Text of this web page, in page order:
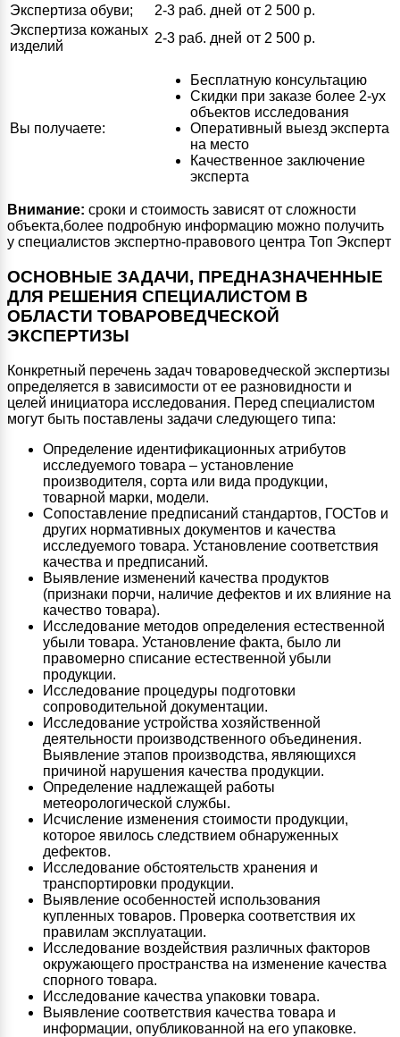
Экспертиза обуви;
2-3 раб. дней от 2 500 р.
Экспертиза кожаных
изделий
2-3 раб. дней от 2 500 р.
Вы получаете:
Бесплатную консультацию
Скидки при заказе более 2-ух
объектов исследования
Оперативный выезд эксперта
на место
Качественное заключение
эксперта
Внимание: сроки и стоимость зависят от сложности
объекта,более подробную информацию можно получить
у специалистов экспертно-правового центра Топ Эксперт
ОСНОВНЫЕ ЗАДАЧИ, ПРЕДНАЗНАЧЕННЫЕ
ДЛЯ РЕШЕНИЯ СПЕЦИАЛИСТОМ В
ОБЛАСТИ ТОВАРОВЕДЧЕСКОЙ
ЭКСПЕРТИЗЫ
Конкретный перечень задач товароведческой экспертизы
определяется в зависимости от ее разновидности и
целей инициатора исследования. Перед специалистом
могут быть поставлены задачи следующего типа:
Определение идентификационных атрибутов
исследуемого товара – установление
производителя, сорта или вида продукции,
товарной марки, модели.
Сопоставление предписаний стандартов, ГОСТов и
других нормативных документов и качества
исследуемого товара. Установление соответствия
качества и предписаний.
Выявление изменений качества продуктов
(признаки порчи, наличие дефектов и их влияние на
качество товара).
Исследование методов определения естественной
убыли товара. Установление факта, было ли
правомерно списание естественной убыли
продукции.
Исследование процедуры подготовки
сопроводительной документации.
Исследование устройства хозяйственной
деятельности производственного объединения.
Выявление этапов производства, являющихся
причиной нарушения качества продукции.
Определение надлежащей работы
метеорологической службы.
Исчисление изменения стоимости продукции,
которое явилось следствием обнаруженных
дефектов.
Исследование обстоятельств хранения и
транспортировки продукции.
Выявление особенностей использования
купленных товаров. Проверка соответствия их
правилам эксплуатации.
Исследование воздействия различных факторов
окружающего пространства на изменение качества
спорного товара.
Исследование качества упаковки товара.
Выявление соответствия качества товара и
информации, опубликованной на его упаковке.